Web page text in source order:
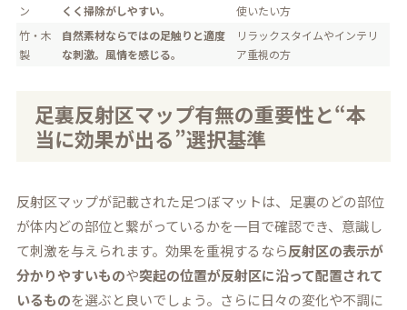
ン
くく掃除がしやすい。
使いたい方
竹・木
製
自然素材ならではの足触りと適度
な刺激。風情を感じる。
リラックスタイムやインテリ
ア重視の方
足裏反射区マップ有無の重要性と“本
当に効果が出る”選択基準
反射区マップが記載された足つぼマットは、足裏のどの部位
が体内どの部位と繋がっているかを一目で確認でき、意識し
て刺激を与えられます。効果を重視するなら反射区の表示が
分かりやすいものや突起の位置が反射区に沿って配置されて
いるものを選ぶと良いでしょう。さらに日々の変化や不調に